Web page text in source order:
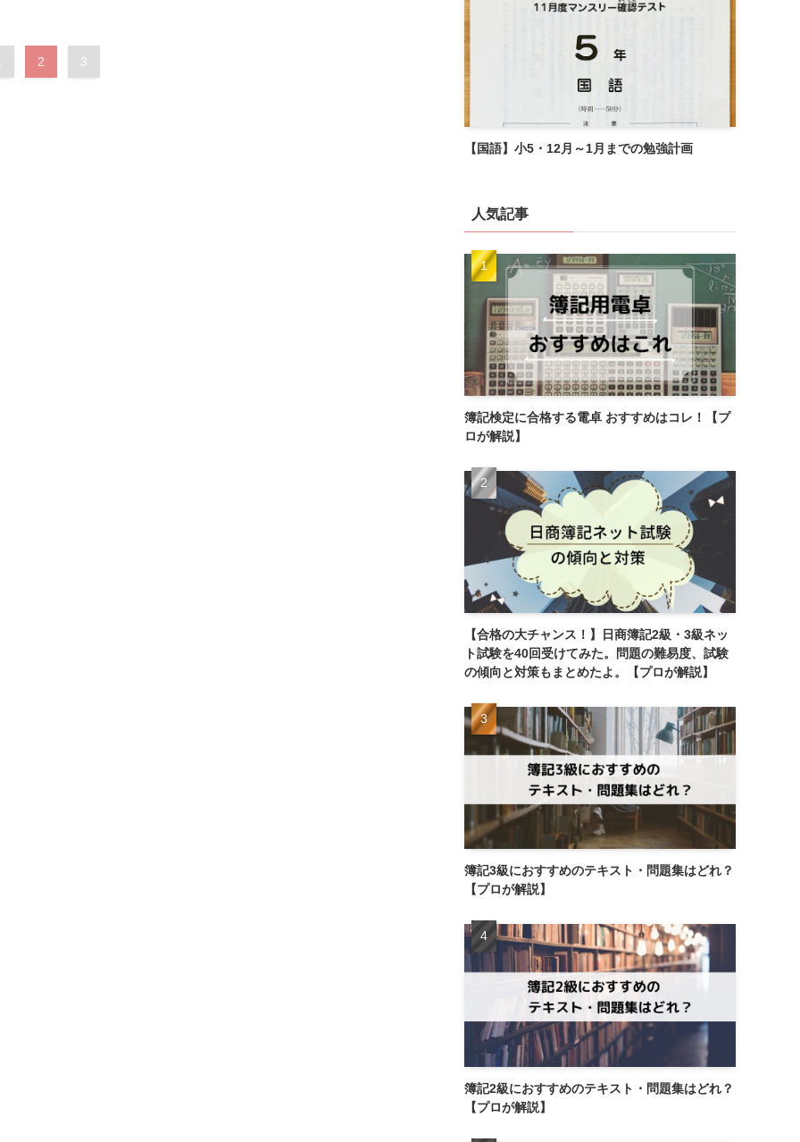
2 3
【国語】小5・12月～1月までの勉強計画
人気記事
簿記検定に合格する電卓 おすすめはコレ！【プ
ロが解説】
【合格の大チャンス！】日商簿記2級・3級ネッ
ト試験を40回受けてみた。問題の難易度、試験
の傾向と対策もまとめたよ。【プロが解説】
簿記3級におすすめのテキスト・問題集はどれ？
【プロが解説】
簿記2級におすすめのテキスト・問題集はどれ？
【プロが解説】